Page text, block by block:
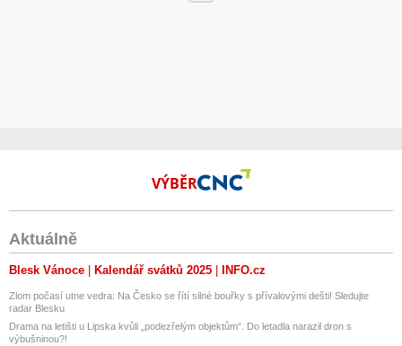
VÝBĚR
Aktuálně
Blesk Vánoce Kalendář svátků 2025 INFO.cz
Zlom počasí utne vedra: Na Česko se řítí silné bouřky s přívalovými dešti! Sledujte
radar Blesku
Drama na letišti u Lipska kvůli „podezřelým objektům“. Do letadla narazil dron s
výbušninou?!